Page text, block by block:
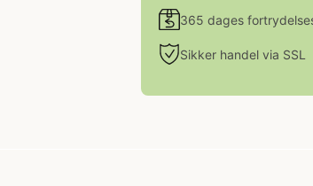
365 dages
Sikker handel via SSL